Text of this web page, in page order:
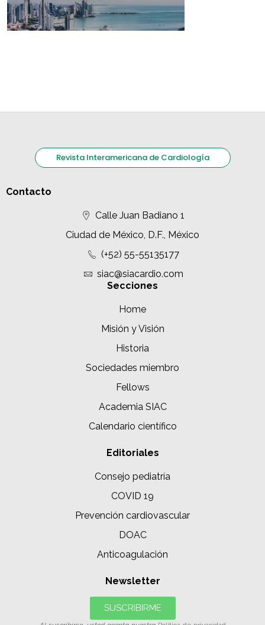
Revista Interamericana de Cardiología
Contacto
Calle Juan Badiano 1
Ciudad de México, D.F., México
(+52) 55-55135177
siac@siacardio.com
Secciones
Home
Misión y Visión
Historia
Sociedades miembro
Fellows
Academia SIAC
Calendario científico
Editoriales
Consejo pediatría
COVID 19
Prevención cardiovascular
DOAC
Anticoagulación
Newsletter
SUSCRIBIRME